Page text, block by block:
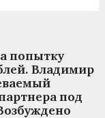
попытку
Владимир
под